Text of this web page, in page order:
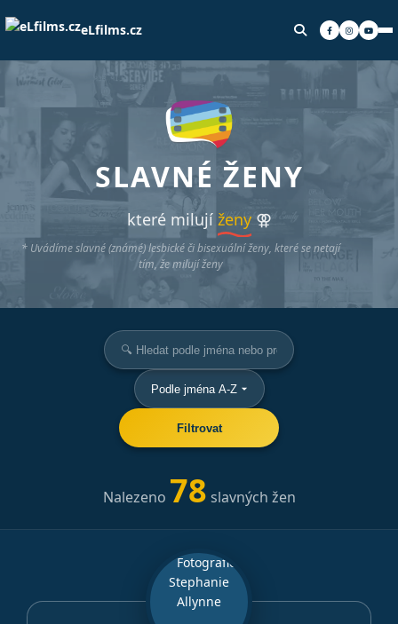
eLfilms.cz
SLAVNÉ ŽENY
které milují ženy⚢
* Uvádíme slavné (známé) lesbické či bisexuální ženy, které se netají
tím, že milují ženy
Filtrovat
Nalezeno 78 slavných žen